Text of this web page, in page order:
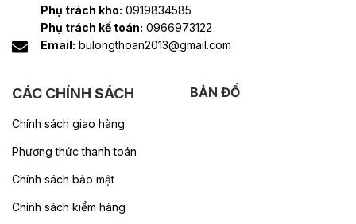
Phụ trách kho: 0919834585
Phụ trách kế toán: 0966973122
Email: bulongthoan2013@gmail.com
CÁC CHÍNH SÁCH
Chính sách giao hàng
Phương thức thanh toán
Chính sách bảo mật
Chính sách kiểm hàng
BẢN ĐỒ